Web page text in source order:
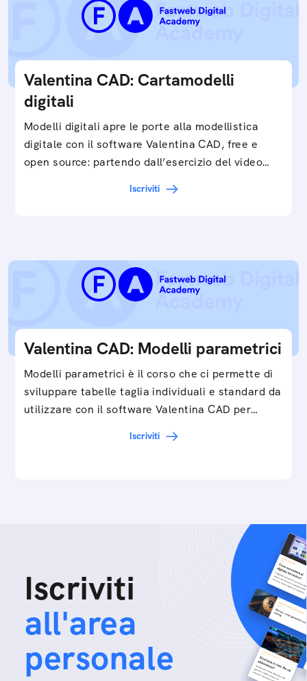
Valentina CAD: Cartamodelli
digitali
Modelli digitali apre le porte alla modellistica
digitale con il software Valentina CAD, free e
open source: partendo dall’esercizio del video…
Iscriviti
Valentina CAD: Modelli parametrici
Modelli parametrici è il corso che ci permette di
sviluppare tabelle taglia individuali e standard da
utilizzare con il software Valentina CAD per…
Iscriviti
Iscriviti
all'area
personale